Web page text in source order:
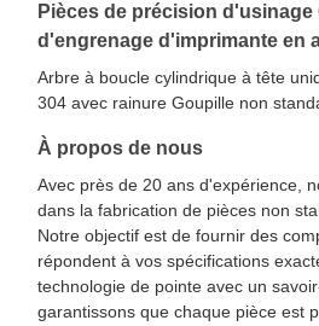
Pièces de précision d'usinage
d'engrenage d'imprimante en
Arbre à boucle cylindrique à tête
304 avec rainure Goupille non
À propos de nous
Avec près de 20 ans d'expérience,
dans la fabrication de pièces non
Notre objectif est de fournir des
répondent à vos spécifications
technologie de pointe avec un
garantissons que chaque pièce est